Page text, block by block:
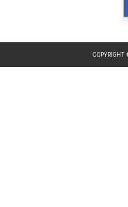
COPYRIGHT